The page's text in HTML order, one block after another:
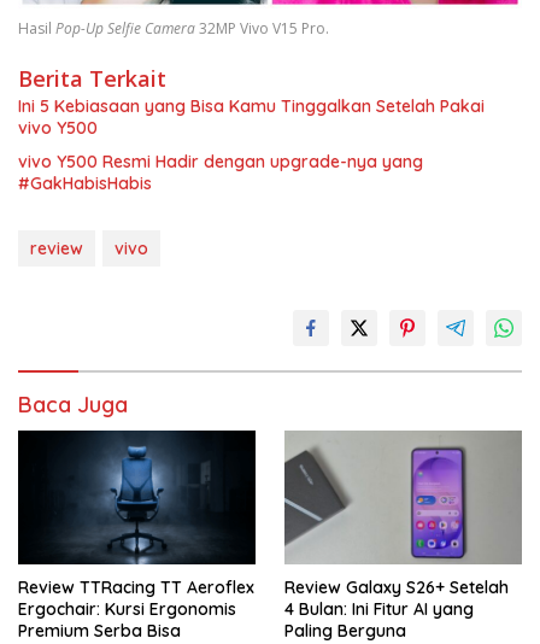
Hasil Pop-Up Selfie Camera32MP Vivo V15 Pro.
Berita Terkait
Ini 5 Kebiasaan yang Bisa Kamu Tinggalkan Setelah Pakai
vivo Y500
vivo Y500 Resmi Hadir dengan upgrade-nya yang
#GakHabisHabis
review vivo
Baca Juga
Review TTRacing TT Aeroflex
Ergochair: Kursi Ergonomis
Premium Serba Bisa
Review Galaxy S26+ Setelah
4 Bulan: Ini Fitur AI yang
Paling Berguna